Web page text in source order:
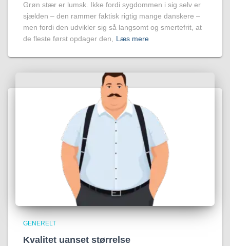
Grøn stær er lumsk. Ikke fordi sygdommen i sig selv er
sjælden – den rammer faktisk rigtig mange danskere –
men fordi den udvikler sig så langsomt og smertefrit, at
de fleste først opdager den,
Læs mere
GENERELT
Kvalitet uanset størrelse